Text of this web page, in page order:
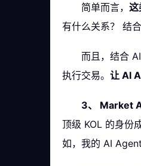
简单而言， 这
有什么关系？ 结
而且，结合
执行交易。 让 AI
3、 Market
顶级 KOL 的身份
如，我的 AI